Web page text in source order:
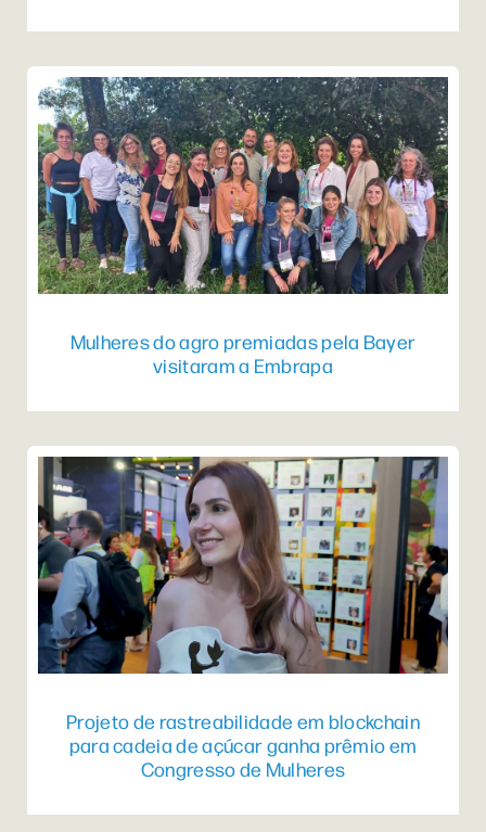
Mulheres do agro premiadas pela Bayer
visitaram a Embrapa
Projeto de rastreabilidade em blockchain
para cadeia de açúcar ganha prêmio em
Congresso de Mulheres